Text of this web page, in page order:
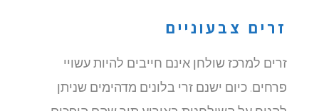
זרים צבעוניים
זרים למרכז שולחן אינם חייבים להיות עשויי
פרחים. כיום ישנם זרי בלונים מדהימים שניתן